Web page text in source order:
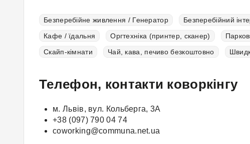
Безперебійне живлення / Генератор Безперебійний
Кафе / їдальня
Оргтехніка (принтер, сканер)
Скайп-кімнати
Чай, кава, печиво безкоштовно
Телефон, контакти коворкінгу
м. Львів, вул. Кольберга, 3А
+38 (097) 790 04 74
coworking@communa.net.ua